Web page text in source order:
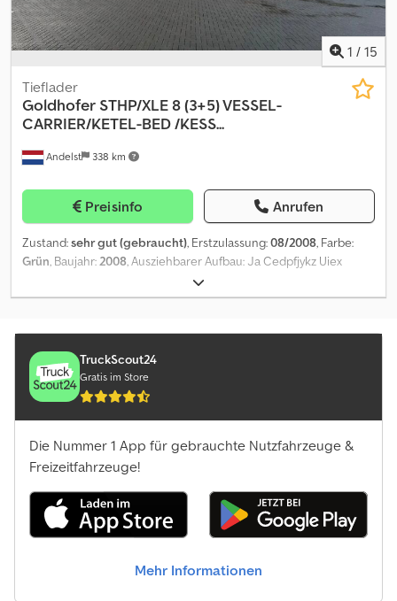
weitere Informationen zu erhalten.
1 / 15
Andelst 338 km
Tieflader
Goldhofer STHP/XLE 8 (3+5) VESSEL-
CARRIER/KETEL-BED /KESS...
Preisinfo Anrufen
Zustand:sehr gut (gebraucht), Erstzulassung:08/2008, Farbe:
Grün, Baujahr:2008, Ausziehbarer Aufbau: Ja Cedpfjykz Uiex
Antorf Technischer Zustand: sehr gut Optischer Zustand: sehr
gut
TruckScout24
Gratis im Store
Die Nummer 1 App für gebrauchte Nutzfahrzeuge &
Freizeitfahrzeuge!
Mehr Informationen